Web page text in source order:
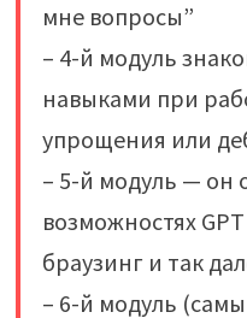
мне вопросы”
– 4-й модуль
навыками при
упрощения или
– 5-й модуль — он
возможностях
браузинг и так
– 6-й модуль